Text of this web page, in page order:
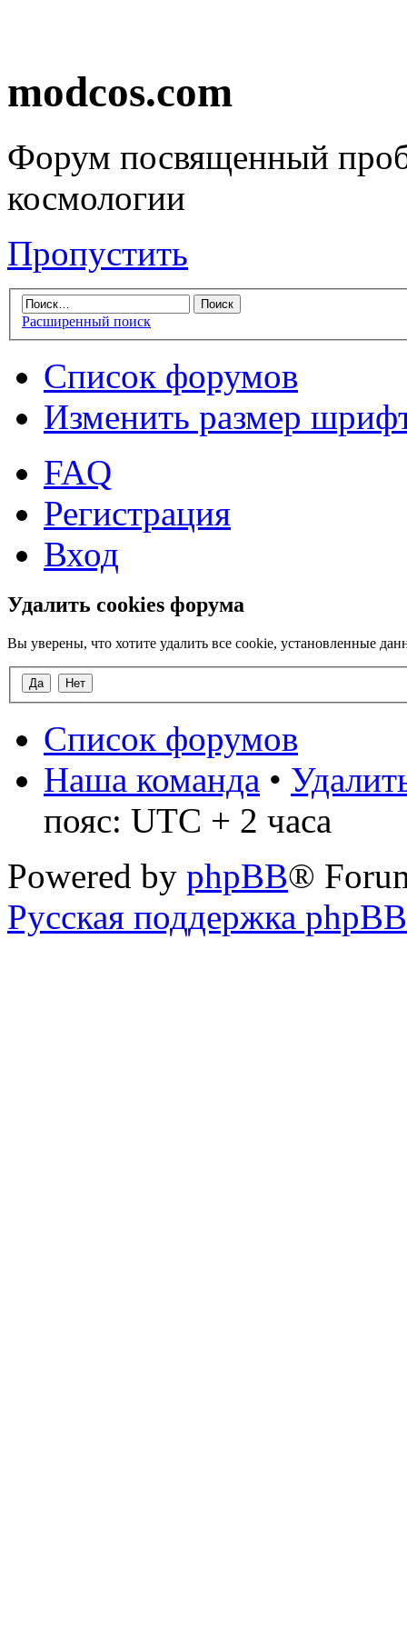
modcos.com
Форум посвященный
космологии
Пропустить
Расширенный поиск
Список форумов
Изменить размер
FAQ
Регистрация
Вход
Удалить cookies форума
Вы уверены, что хотите удалить все cookie, установленные
Список форумов
Наша команда •
пояс: UTC + 2 часа
Powered by phpBB®
Русская поддержка phpBB